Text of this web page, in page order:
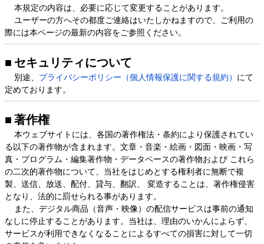
本規定の内容は、必要に応じて変更することがあります。
ユーザーの方へその都度ご連絡はいたしかねますので、ご利用の
際には本ページの最新の内容をご参照ください。
セキュリティについて
別途、 プライバシーポリシー（個人情報保護に関する規約） にて
定めております。
著作権
本ウェブサイトには、各国の著作権法・条約により保護されてい
る以下の著作物が含まれます。文章・音楽・絵画・図面・映画・写
真・プログラム・編集著作物・データベースの著作物および これら
の二次的著作物について、当社をはじめとする権利者に無断で複
製、送信、放送、配付、貸与、翻訳、 変造することは、著作権侵害
となり、法的に罰せられる事があります。
また、デジタル商品（音声・映像）の配信サービスは事前の通知
なしに停止することがあります。当社は、理由のいかんによらず、
サービスが利用できなくなることによるすべての損害に対して一切